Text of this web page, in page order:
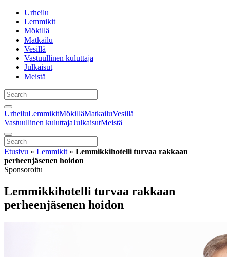
Urheilu
Lemmikit
Mökillä
Matkailu
Vesillä
Vastuullinen kuluttaja
Julkaisut
Meistä
UrheiluLemmikitMökilläMatkailuVesillä
Vastuullinen kuluttajaJulkaisutMeistä
Etusivu » Lemmikit » Lemmikkihotelli turvaa rakkaan
perheenjäsenen hoidon
Sponsoroitu
Lemmikkihotelli turvaa rakkaan
perheenjäsenen hoidon